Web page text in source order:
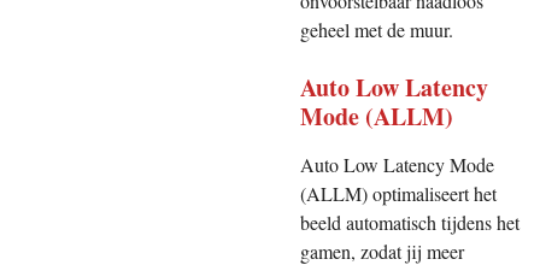
geheel met de muur.
Auto Low Latency
Mode (ALLM)
Auto Low Latency Mode
(ALLM) optimaliseert het
beeld automatisch tijdens het
gamen, zodat jij meer